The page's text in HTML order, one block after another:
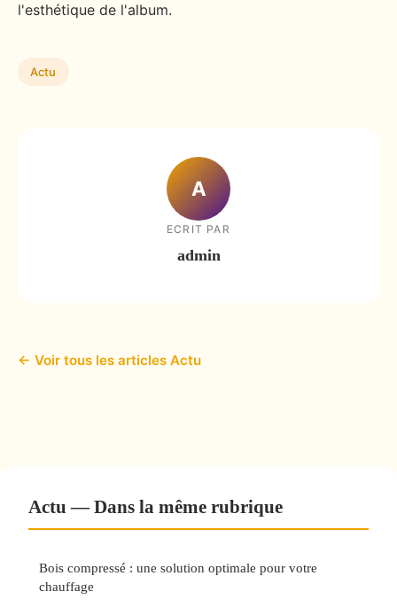
l'esthétique de l'album.
Actu
A
ECRIT PAR
admin
← Voir tous les articles Actu
Actu — Dans la même rubrique
Bois compressé : une solution optimale pour votre
chauffage